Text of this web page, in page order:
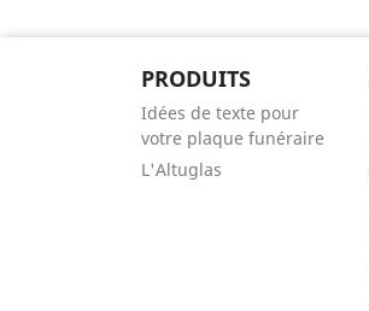
PRODUITS
Idées de texte pour
votre plaque funéraire
L'Altuglas